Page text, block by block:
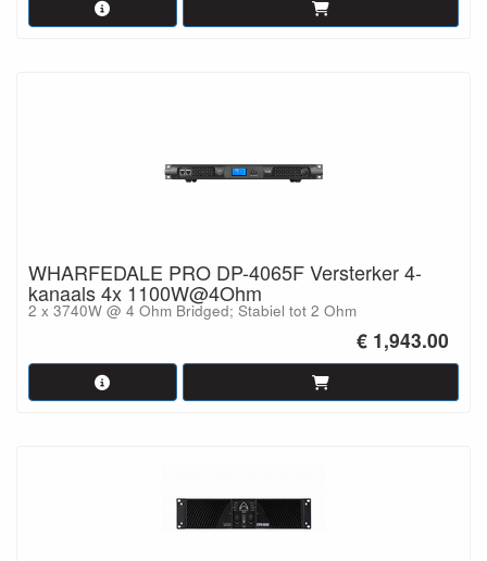
WHARFEDALE PRO DP-4065F Versterker 4-
kanaals 4x 1100W@4Ohm
2 x 3740W @ 4 Ohm Bridged; Stabiel tot 2 Ohm
€ 1,943.00